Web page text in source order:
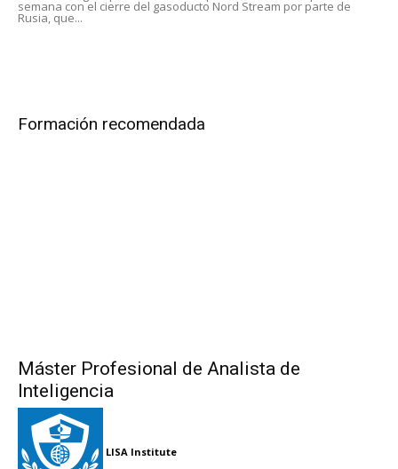
semana con el cierre del gasoducto Nord Stream por parte de
Rusia, que...
Formación recomendada
Máster Profesional de Analista de
Inteligencia
LISA Institute